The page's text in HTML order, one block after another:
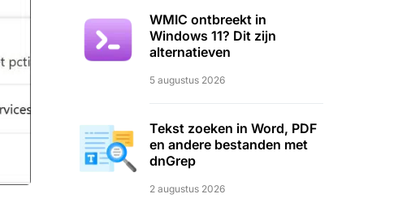
WMIC ontbreekt in
Windows 11? Dit zijn
alternatieven
5 augustus 2026
Tekst zoeken in Word, PDF
en andere bestanden met
dnGrep
2 augustus 2026